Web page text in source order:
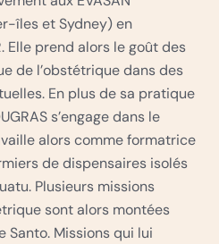
îles et Sydney) en
Elle prend alors le goût des
de l’obstétrique dans des
En plus de sa pratique
s’engage dans le
alors comme formatrice
de dispensaires isolés
Plusieurs missions
sont alors montées
Santo. Missions qui lui